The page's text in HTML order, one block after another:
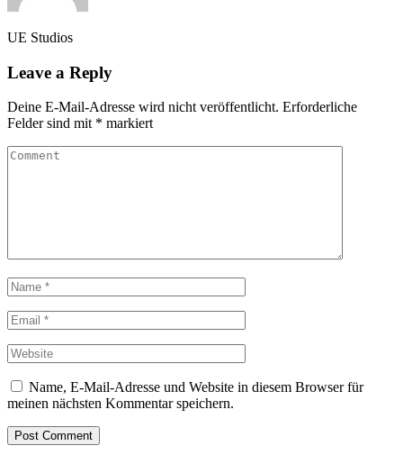
UE Studios
Leave a Reply
Deine E-Mail-Adresse wird nicht veröffentlicht. Erforderliche
Felder sind mit * markiert
Name, E-Mail-Adresse und Website in diesem Browser für
meinen nächsten Kommentar speichern.